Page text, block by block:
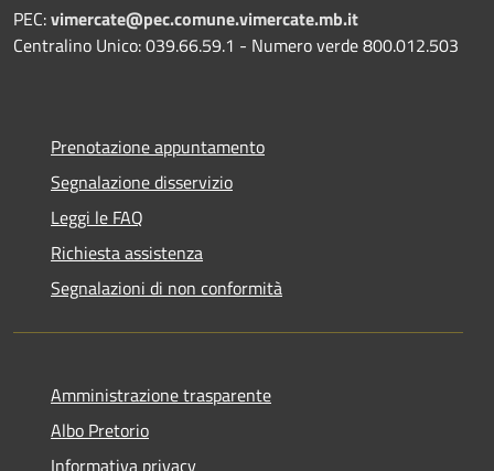
PEC:vimercate@pec.comune.vimercate.mb.it
Centralino Unico: 039.66.59.1 - Numero verde 800.012.503
Prenotazione appuntamento
Segnalazione disservizio
Leggi le FAQ
Richiesta assistenza
Segnalazioni di non conformità
Amministrazione trasparente
Albo Pretorio